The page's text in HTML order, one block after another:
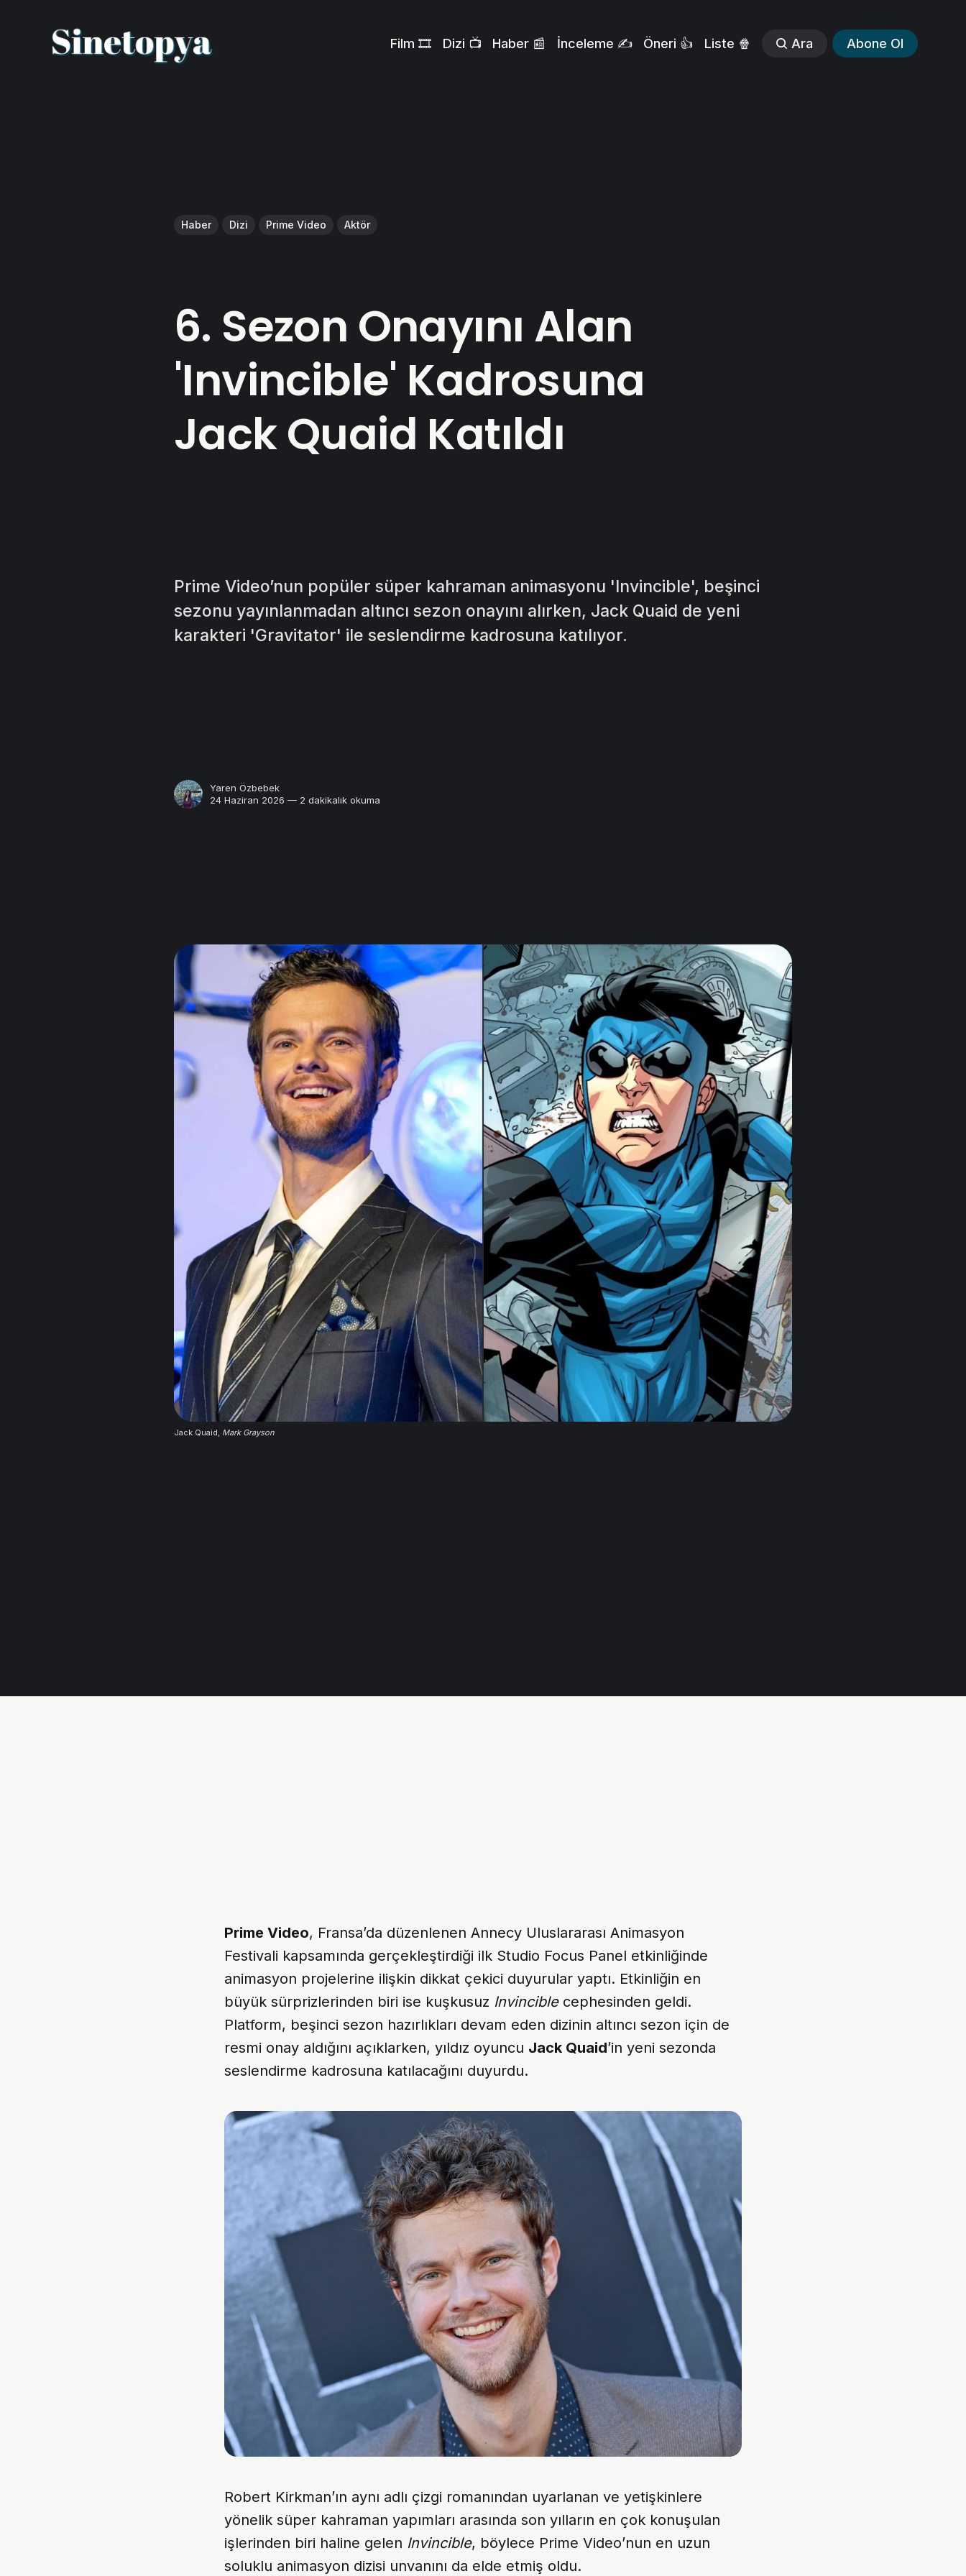
Film 🎞️ Dizi 📺 Haber 📰 İnceleme ✍️ Öneri 👍 Liste 🍿 Ara Abone Ol
Haber Dizi Prime Video Aktör
6. Sezon Onayını Alan
'Invincible' Kadrosuna
Jack Quaid Katıldı
Prime Video’nun popüler süper kahraman animasyonu 'Invincible', beşinci
sezonu yayınlanmadan altıncı sezon onayını alırken, Jack Quaid de yeni
karakteri 'Gravitator' ile seslendirme kadrosuna katılıyor.
Yaren Özbebek
24 Haziran 2026 — 2 dakikalık okuma
Jack Quaid, Mark Grayson
Prime Video, Fransa’da düzenlenen Annecy Uluslararası Animasyon
Festivali kapsamında gerçekleştirdiği ilk Studio Focus Panel etkinliğinde
animasyon projelerine ilişkin dikkat çekici duyurular yaptı. Etkinliğin en
büyük sürprizlerinden biri ise kuşkusuz Invinciblecephesinden geldi.
Platform, beşinci sezon hazırlıkları devam eden dizinin altıncı sezon için de
resmi onay aldığını açıklarken, yıldız oyuncu Jack Quaid’in yeni sezonda
seslendirme kadrosuna katılacağını duyurdu.
Robert Kirkman’ın aynı adlı çizgi romanından uyarlanan ve yetişkinlere
yönelik süper kahraman yapımları arasında son yılların en çok konuşulan
işlerinden biri haline gelen Invincible, böylece Prime Video’nun en uzun
soluklu animasyon dizisi unvanını da elde etmiş oldu.